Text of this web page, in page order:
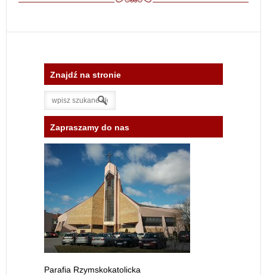
Znajdź na stronie
Zapraszamy do nas
Parafia Rzymskokatolicka